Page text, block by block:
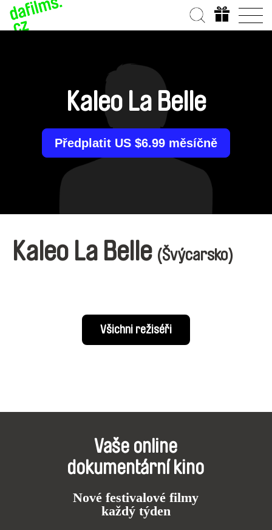
Kaleo La Belle
Předplatit US $6.99 měsíčně
Kaleo La Belle (Švýcarsko)
Všichni režiséři
Vaše online
dokumentární kino
Nové festivalové filmy
každý týden